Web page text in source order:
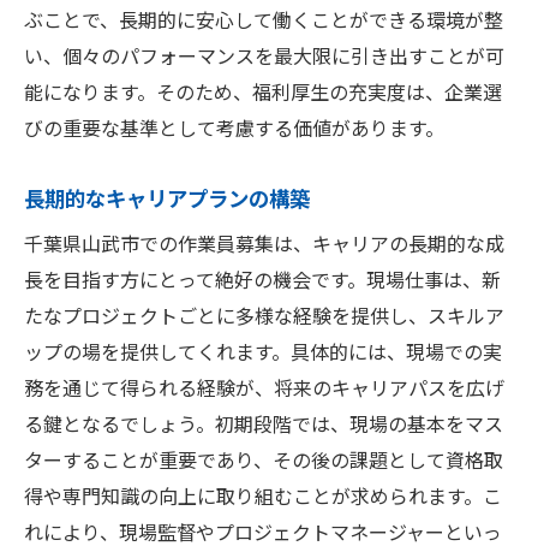
ぶことで、長期的に安心して働くことができる環境が整
い、個々のパフォーマンスを最大限に引き出すことが可
能になります。そのため、福利厚生の充実度は、企業選
びの重要な基準として考慮する価値があります。
長期的なキャリアプランの構築
千葉県山武市での作業員募集は、キャリアの長期的な成
長を目指す方にとって絶好の機会です。現場仕事は、新
たなプロジェクトごとに多様な経験を提供し、スキルア
ップの場を提供してくれます。具体的には、現場での実
務を通じて得られる経験が、将来のキャリアパスを広げ
る鍵となるでしょう。初期段階では、現場の基本をマス
ターすることが重要であり、その後の課題として資格取
得や専門知識の向上に取り組むことが求められます。こ
れにより、現場監督やプロジェクトマネージャーといっ